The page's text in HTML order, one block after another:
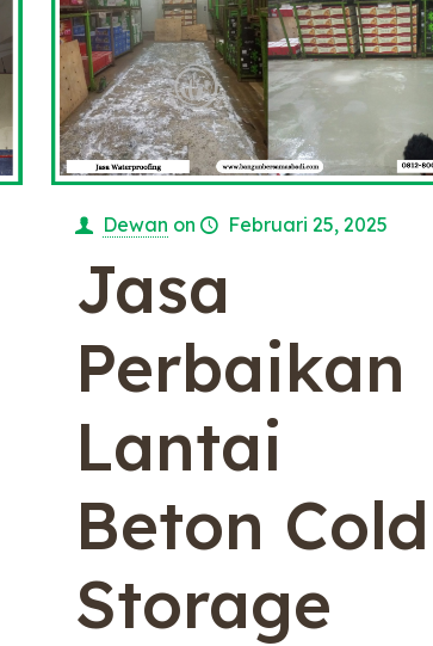
Dewan on Februari 25, 2025
Jasa
Perbaikan
Lantai
Beton Cold
Storage